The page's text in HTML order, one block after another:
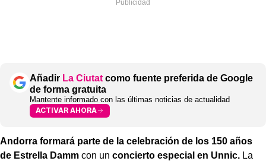
Añadir La Ciutat como fuente preferida de Google
de forma gratuita
Mantente informado con las últimas noticias de actualidad
ACTIVAR AHORA
Andorra formará parte de la celebración de los 150 años
de Estrella Damm con un concierto especial en Unnic. La